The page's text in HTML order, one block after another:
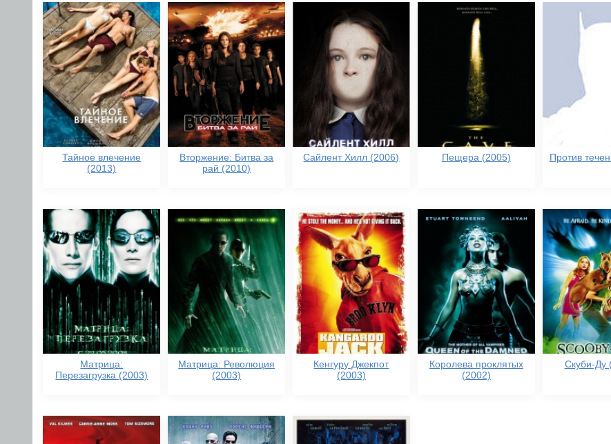
Тайное влечение
(2013)
Вторжение: Битва за
рай (2010)
Сайлент Хилл (2006) Пещера (2005) Против
Матрица:
Перезагрузка (2003)
Матрица: Революция
(2003)
Кенгуру Джекпот
(2003)
Королева проклятых
(2002)
Скуби-Ду